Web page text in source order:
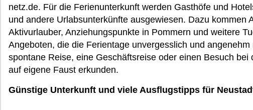
netz.de. Für die Ferienunterkunft werden Gasthöfe und
und andere Urlabsunterkünfte ausgewiesen. Dazu kommen
Aktivurlauber, Anziehungspunkte in Pommern und weitere
Angeboten, die die Ferientage unvergesslich und
spontane Reise, eine Geschäftsreise oder einen Besuch bei
auf eigene Faust erkunden.
Günstige Unterkunft und viele Ausflugstipps für